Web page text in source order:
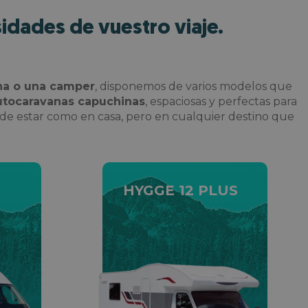
de vuestro viaje.
o una camper, disponemos de varios modelos que
capuchinas, espaciosas y perfectas para
estar como en casa, pero en cualquier destino que
HYGGE 12 PLUS